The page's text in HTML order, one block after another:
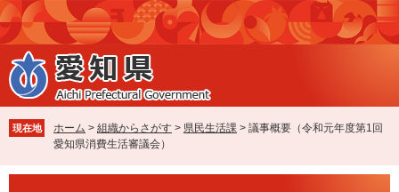
ペ
ー
ジ
の
先
で
す
メ
ニ
ュ
ー
を
ば
し
本
現在地 ホーム > 組織からさがす > 県民生活課 > 議事概要（令和元年度第1回
愛知県消費生活審議会）